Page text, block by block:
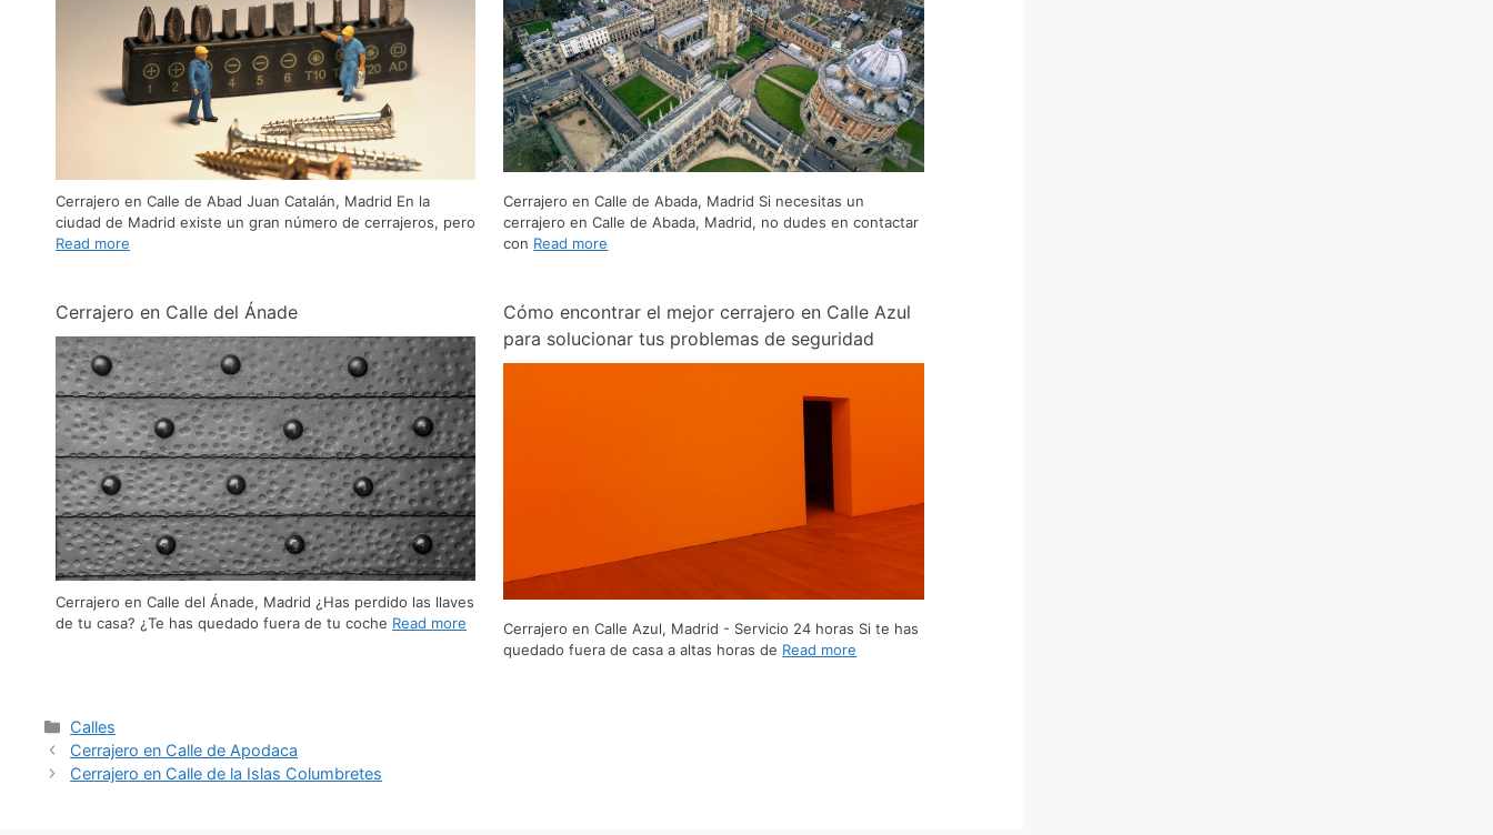
Cerrajero en Calle de Abad Juan Catalán, Madrid En la
ciudad de Madrid existe un gran número de cerrajeros, pero
Read more
Cerrajero en Calle de Abada, Madrid Si necesitas un
cerrajero en Calle de Abada, Madrid, no dudes en contactar
con Read more
Cerrajero en Calle del Ánade
Cerrajero en Calle del Ánade, Madrid ¿Has perdido las llaves
de tu casa? ¿Te has quedado fuera de tu coche Read more
Cómo encontrar el mejor cerrajero en Calle Azul
para solucionar tus problemas de seguridad
Cerrajero en Calle Azul, Madrid - Servicio 24 horas Si te has
quedado fuera de casa a altas horas de Read more
Calles
Cerrajero en Calle de Apodaca
Cerrajero en Calle de la Islas Columbretes